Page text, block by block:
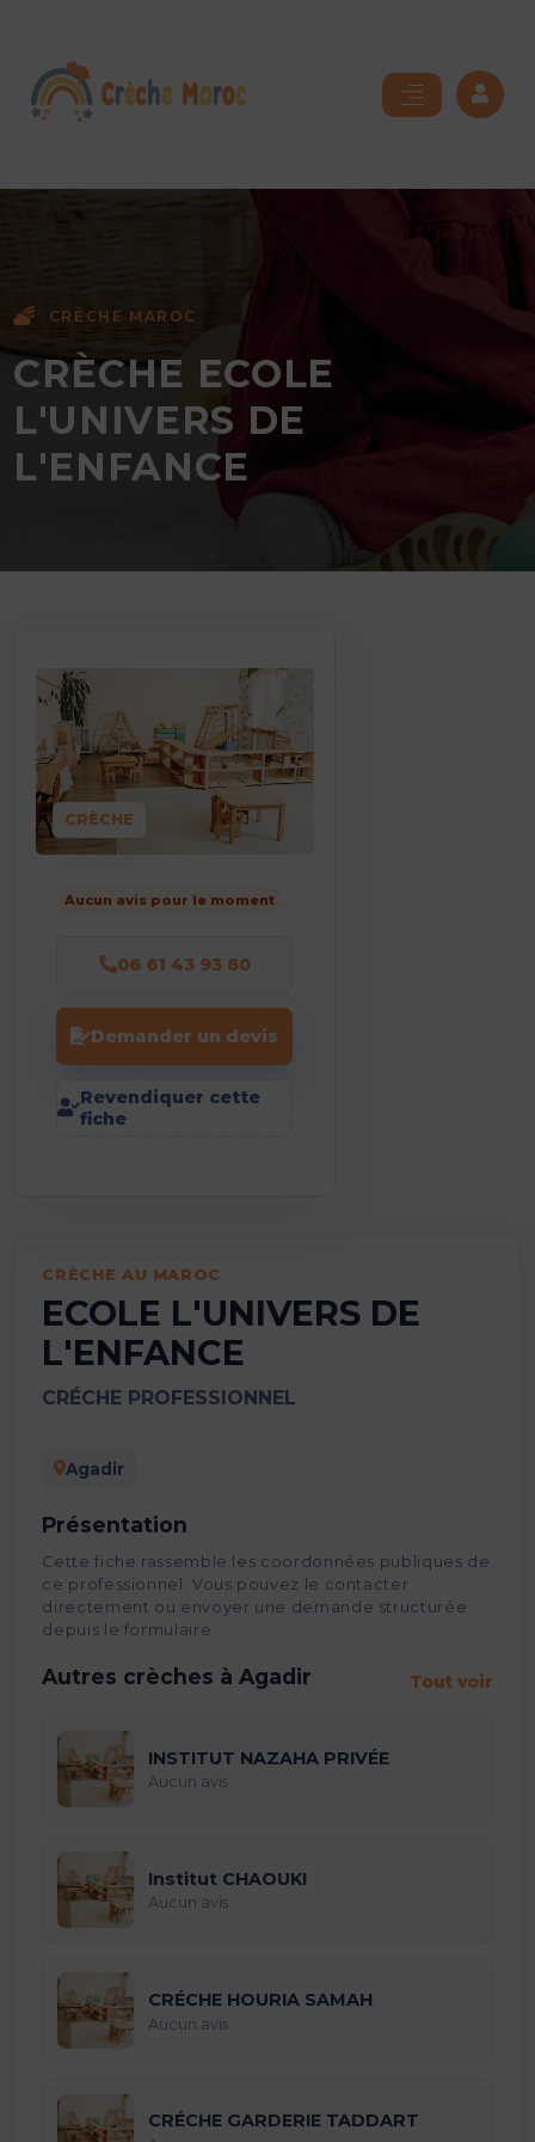
CRÈCHE MAROC
CRÈCHE ECOLE
L'UNIVERS DE
L'ENFANCE
CRÈCHE
Aucun avis pour le moment
06 61 43 93 80
Demander un devis
Revendiquer cette
fiche
CRÈCHE AU MAROC
ECOLE L'UNIVERS DE
L'ENFANCE
CRÉCHE PROFESSIONNEL
Agadir
Présentation
Cette fiche rassemble les coordonnées publiques de
ce professionnel. Vous pouvez le contacter
directement ou envoyer une demande structurée
depuis le formulaire.
Autres crèches à Agadir Tout voir
INSTITUT NAZAHA PRIVÉE
Aucun avis
Institut CHAOUKI
Aucun avis
CRÉCHE HOURIA SAMAH
Aucun avis
CRÉCHE GARDERIE TADDART